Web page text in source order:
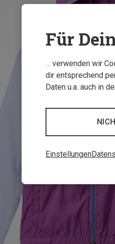
Für
… verwenden wir
dir entsprechend
Daten u.a. auch in
Einstellungen